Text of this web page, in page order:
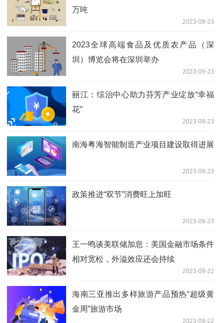
万吨
2023-09-23
2023全球高端食品及优质农产品（深
圳）博览会将在深圳举办
2023-09-23
丽江：综治中心助力芬芳产业绽放“幸福
花”
2023-09-23
南海粤海智能制造产业项目建设取得进展
2023-09-23
政策推进“双节”消费旺上加旺
2023-09-23
王一鸣谈美联储加息：美国金融市场条件
相对宽松，外溢效应还会持续
2023-09-22
海南三亚推出多样旅游产品预热“超级黄
金周”旅游市场
2023-09-22